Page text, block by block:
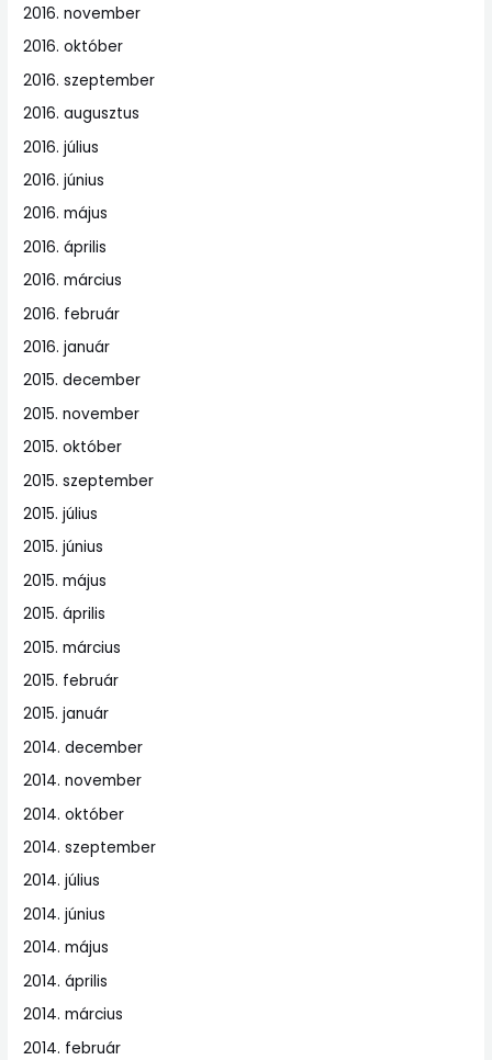
2016. november
2016. október
2016. szeptember
2016. augusztus
2016. július
2016. június
2016. május
2016. április
2016. március
2016. február
2016. január
2015. december
2015. november
2015. október
2015. szeptember
2015. július
2015. június
2015. május
2015. április
2015. március
2015. február
2015. január
2014. december
2014. november
2014. október
2014. szeptember
2014. július
2014. június
2014. május
2014. április
2014. március
2014. február